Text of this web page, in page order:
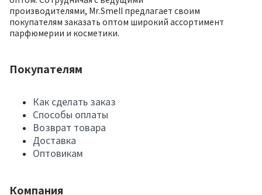
производителями, Mr.Smell предлагает своим
покупателям заказать оптом широкий ассортимент
парфюмерии и косметики.
Покупателям
Как сделать заказ
Способы оплаты
Возврат товара
Доставка
Оптовикам
Компания